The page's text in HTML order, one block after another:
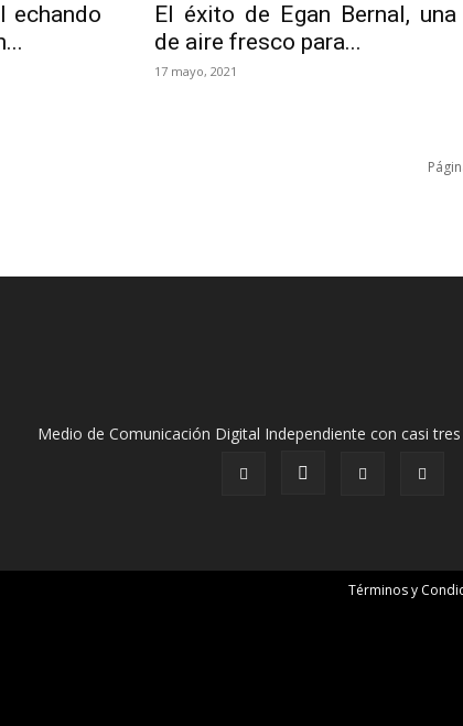
echando
El éxito de Egan Bernal,
de aire fresco para...
17 mayo, 2021
Medio de Comunicación Digital Independiente con casi
Términos y